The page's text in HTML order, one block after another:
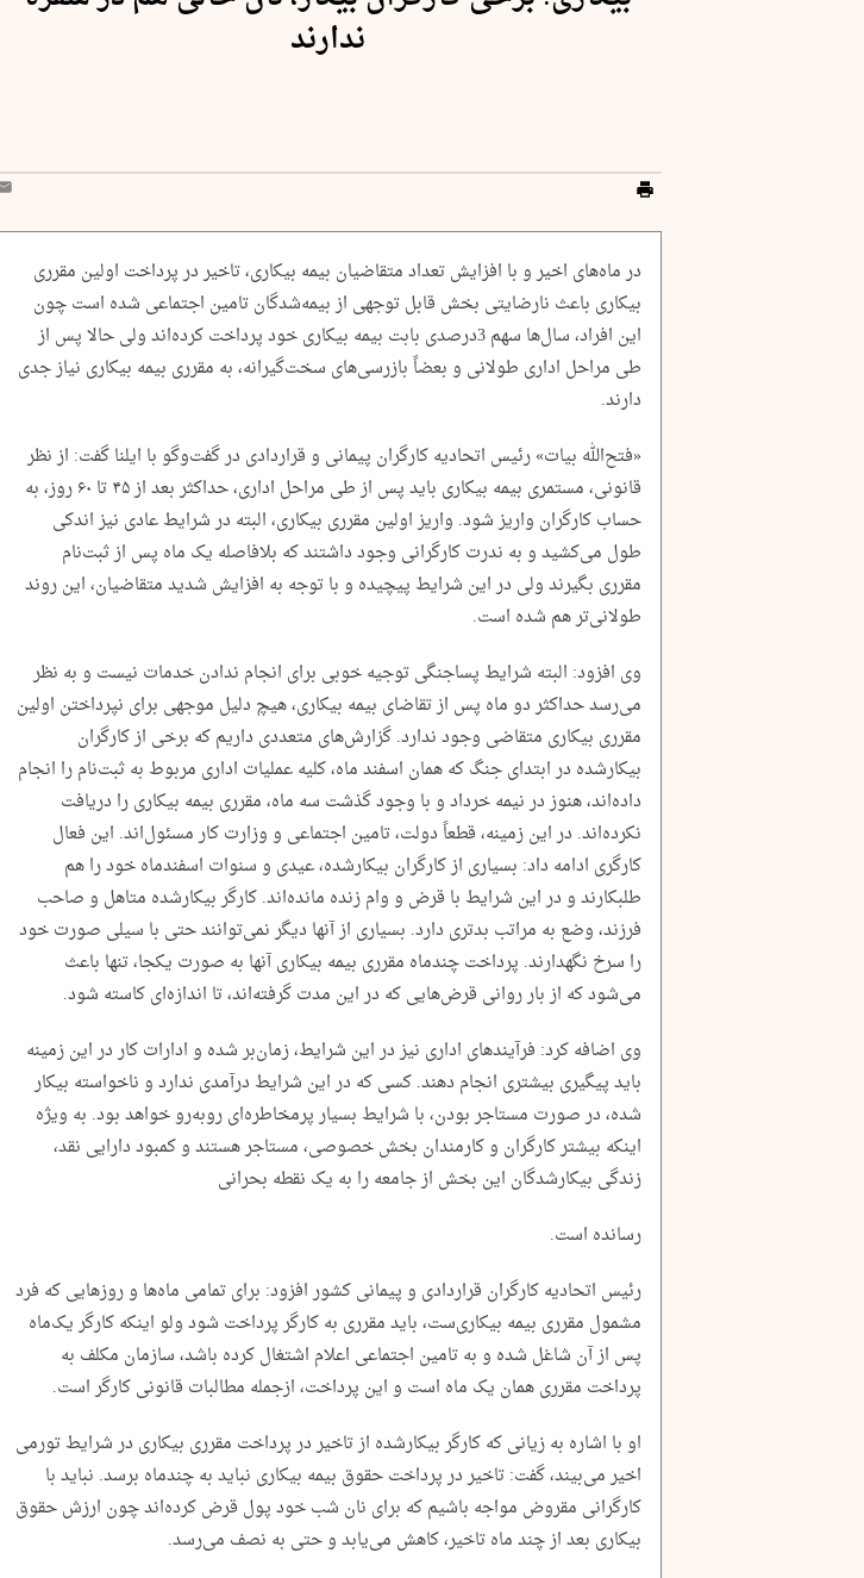
ندارند
در ماه‌های اخیر و با افزایش تعداد متقاضیان بیمه بیکاری، تاخیر در پرداخت اولین مقرری
بیکاری باعث نارضایتی بخش قابل توجهی از بیمه‌شدگان تامین اجتماعی شده است چون
این افراد، سال‌ها سهم 3درصدی بابت بیمه بیکاری خود پرداخت کرده‌اند ولی حالا پس از
طی مراحل اداری طولانی و بعضاً بازرسی‌های سخت‌گیرانه، به مقرری بیمه بیکاری نیاز جدی
دارند.
«فتح‌الله بیات» رئیس اتحادیه کارگران پیمانی‌ و قراردادی در گفت‌وگو با ایلنا گفت: از نظر
قانونی، مستمری بیمه بیکاری باید پس از طی مراحل اداری، حداکثر بعد از ۴۵ تا ۶۰ روز، به
حساب کارگران واریز شود. واریز اولین مقرری بیکاری، البته در شرایط عادی نیز اندکی
طول می‌کشید و به ندرت کارگرانی وجود داشتند که بلافاصله یک ماه پس از ثبت‌نام
مقرری بگیرند ولی در این شرایط پیچیده و با توجه به افزایش شدید متقاضیان، این روند
طولانی‌تر هم شده است.
وی افزود: البته شرایط پساجنگی توجیه خوبی برای انجام ندادن خدمات نیست و به نظر
می‌رسد حداکثر دو ماه پس از تقاضای بیمه بیکاری، هیچ دلیل موجهی برای نپرداختن اولین
مقرری بیکاری متقاضی وجود ندارد. گزارش‌های متعددی داریم که برخی از کارگران
بیکارشده در ابتدای جنگ که همان اسفند ماه، کلیه عملیات اداری مربوط به ثبت‌نام را انجام
داده‌اند، هنوز در نیمه خرداد و با وجود گذشت سه ماه، مقرری بیمه بیکاری را دریافت
نکرد‌ه‌اند. در این زمینه، قطعاً دولت، تامین اجتماعی و وزارت کار مسئول‌اند. این فعال
کارگری ادامه داد: بسیاری از کارگران بیکارشده، عیدی و سنوات اسفندماه خود را هم
طلبکارند و در این شرایط با قرض و وام زنده مانده‌اند. کارگر بیکارشده متاهل و صاحب
فرزند، وضع به مراتب بدتری دارد. بسیاری از آنها دیگر نمی‌توانند حتی با سیلی صورت خود
را سرخ نگهدارند. پرداخت چندماه مقرری بیمه بیکاری آنها به صورت یکجا، تنها باعث
می‌شود که از بار روانی قرض‌هایی که در این مدت گرفته‌اند، تا اندازه‌ای کاسته شود.
وی اضافه کرد: فرآیندهای اداری نیز در این شرایط، زمان‌بر شده و ادارات کار در این زمینه
باید پیگیری بیشتری انجام دهند. کسی که در این شرایط درآمدی ندارد و ناخواسته بیکار
شده، در صورت مستاجر بودن، با شرایط بسیار پرمخاطره‌ای روبه‌رو خواهد بود. به ویژه
اینکه بیشتر کارگران و کارمندان بخش خصوصی، مستاجر هستند و کمبود دارایی نقد،
زندگی بیکارشدگان این بخش از جامعه را به یک نقطه بحرانی
رسانده است.
رئیس اتحادیه کارگران قراردادی و پیمانی کشور افزود: برای تمامی ماه‌ها و روزهایی که فرد
مشمول مقرری بیمه بیکاری‌ست، باید مقرری به کارگر پرداخت شود ولو اینکه کارگر یک‌ماه
پس از آن شاغل شده و به تامین اجتماعی اعلام اشتغال کرده باشد، سازمان مکلف به
پرداخت مقرری همان یک ماه است و این پرداخت، ازجمله مطالبات قانونی کارگر است.
او با اشاره به زیانی که کارگر بیکارشده از تاخیر در پرداخت مقرری بیکاری در شرایط تورمی
اخیر می‌بیند، گفت: تاخیر در پرداخت حقوق بیمه بیکاری نباید به چندماه برسد. نباید با
کارگرانی مقروض مواجه باشیم که برای نان شب خود پول قرض کرده‌اند چون ارزش حقوق
بیکاری بعد از چند ماه تاخیر، کاهش می‌یابد و حتی به نصف می‌رسد.